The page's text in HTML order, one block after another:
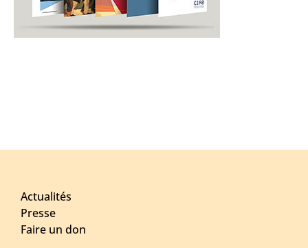
Actualités
Presse
Faire un don